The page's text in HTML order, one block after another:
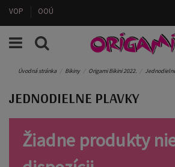
VOP OOÚ
Úvodná stránka Bikiny Origami Bikini 2022.
JEDNODIELNE PLAVKY
Žiadne produkty